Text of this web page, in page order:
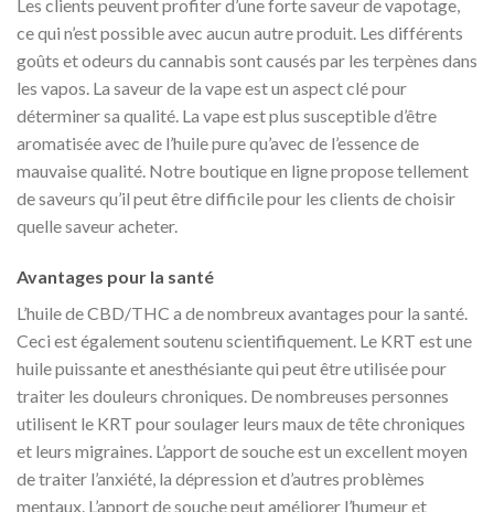
Les clients peuvent profiter d’une forte saveur de vapotage,
ce qui n’est possible avec aucun autre produit. Les différents
goûts et odeurs du cannabis sont causés par les terpènes dans
les vapos. La saveur de la vape est un aspect clé pour
déterminer sa qualité. La vape est plus susceptible d’être
aromatisée avec de l’huile pure qu’avec de l’essence de
mauvaise qualité. Notre boutique en ligne propose tellement
de saveurs qu’il peut être difficile pour les clients de choisir
quelle saveur acheter.
Avantages pour la santé
L’huile de CBD/THC a de nombreux avantages pour la santé.
Ceci est également soutenu scientifiquement. Le KRT est une
huile puissante et anesthésiante qui peut être utilisée pour
traiter les douleurs chroniques. De nombreuses personnes
utilisent le KRT pour soulager leurs maux de tête chroniques
et leurs migraines. L’apport de souche est un excellent moyen
de traiter l’anxiété, la dépression et d’autres problèmes
mentaux. L’apport de souche peut améliorer l’humeur et